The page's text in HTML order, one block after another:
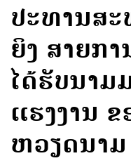
ປະທານສ
ຍິງ ສາຍກ
ໄດ້ຮັບນາມ
ແຮງງານ ຂ
ຫວຽດນາມ